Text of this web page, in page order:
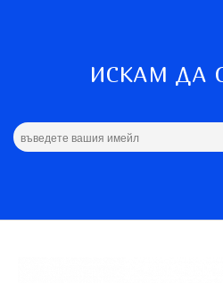
ИСКАМ ДА